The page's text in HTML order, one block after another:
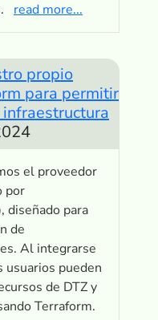
read more...
propio
para permitir
el proveedor
por
diseñado para
de
Al integrarse
usuarios pueden
de DTZ y
Terraform.